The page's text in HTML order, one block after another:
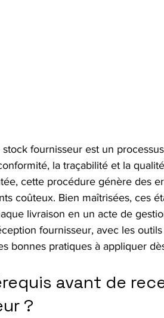
fournisseur est un
la traçabilité et la
cette procédure génère des
coûteux. Bien maîtrisées, ces
livraison en un acte de
fournisseur, avec les
bonnes pratiques à appliquer
avant de
?